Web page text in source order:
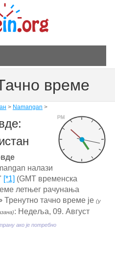
време
> Namangan >
PM
налази
[*1] (GMT временска
летњег рачунања
Тренутно тачно време је (у
: Недеља, 09. Август
ако је потребно